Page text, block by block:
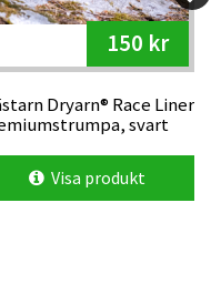
150 kr
Dryarn® Race Liner
svart
Visa produkt